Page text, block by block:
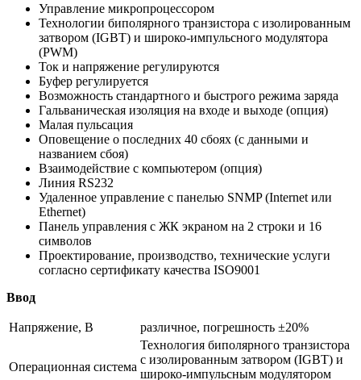
Управление микропроцессором
Технологии биполярного транзистора с изолированным
затвором (IGBT) и широко-импульсного модулятора
(PWM)
Ток и напряжение регулируются
Буфер регулируется
Возможность стандартного и быстрого режима заряда
Гальваническая изоляция на входе и выходе (опция)
Малая пульсация
Оповещение о последних 40 сбоях (с данными и
названием сбоя)
Взаимодействие с компьютером (опция)
Линия RS232
Удаленное управление с панелью SNMP (Internet или
Ethernet)
Панель управления с ЖК экраном на 2 строки и 16
символов
Проектирование, производство, технические услуги
согласно сертификату качества ISO9001
Ввод
Напряжение, В различное, погрешность ±20%
Операционная система
Технология биполярного транзистора
с изолированным затвором (IGBT) и
широко-импульсным модулятором